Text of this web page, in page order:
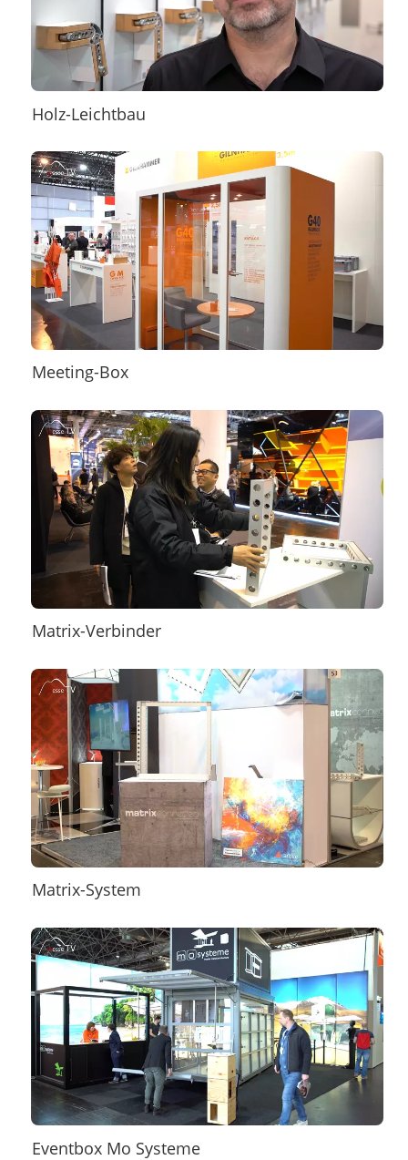
Holz-Leichtbau
Meeting-Box
Matrix-Verbinder
Matrix-System
Eventbox Mo Systeme